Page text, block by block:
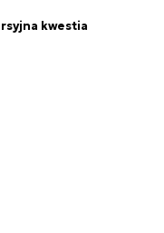
kwestia